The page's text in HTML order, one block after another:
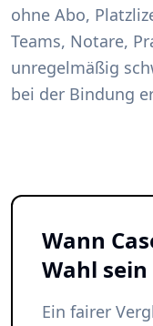
ohne Abo,
Teams, Notare,
unregelmäßig
bei der Bindung
Wann
Wahl
Ein fairer